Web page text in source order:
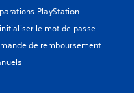
PlayStation
le mot de passe
de remboursement